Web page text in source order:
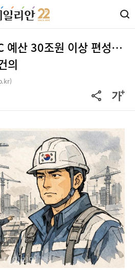
예산 30조원 이상 편성…
의